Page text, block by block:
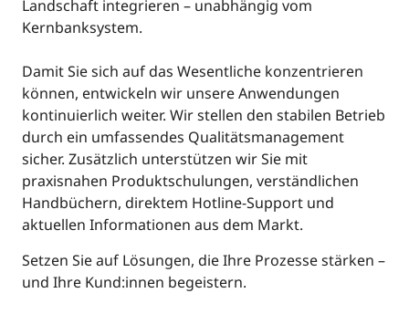
Landschaft integrieren – unabhängig vom
Kernbanksystem.
Damit Sie sich auf das Wesentliche konzentrieren
können, entwickeln wir unsere Anwendungen
kontinuierlich weiter. Wir stellen den stabilen Betrieb
durch ein umfassendes Qualitätsmanagement
sicher. Zusätzlich unterstützen wir Sie mit
praxisnahen Produktschulungen, verständlichen
Handbüchern, direktem Hotline-Support und
aktuellen Informationen aus dem Markt.
Setzen Sie auf Lösungen, die Ihre Prozesse stärken –
und Ihre Kund:innen begeistern.